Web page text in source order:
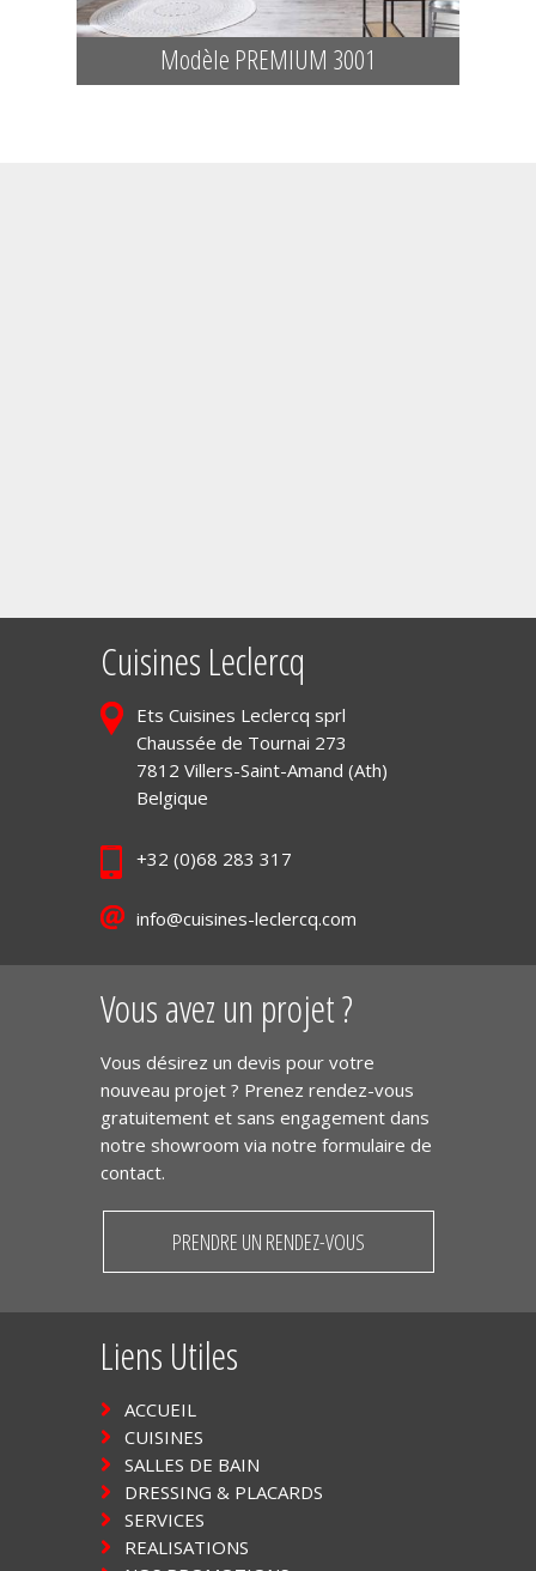
Modèle PREMIUM 3001
Cuisines Leclercq
Ets Cuisines Leclercq sprl
Chaussée de Tournai 273
7812 Villers-Saint-Amand (Ath)
Belgique
+32 (0)68 283 317
info@cuisines-leclercq.com
Vous avez un projet ?
Vous désirez un devis pour votre
nouveau projet ? Prenez rendez-vous
gratuitement et sans engagement dans
notre showroom via notre formulaire de
contact.
PRENDRE UN RENDEZ-VOUS
Liens Utiles
ACCUEIL
CUISINES
SALLES DE BAIN
DRESSING & PLACARDS
SERVICES
REALISATIONS